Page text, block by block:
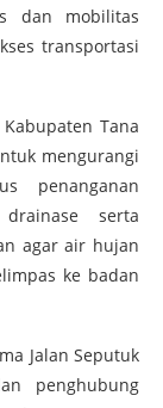
dan mobilitas
transportasi
Tana
mengurangi
penanganan
serta
agar air hujan
ke badan
Jalan Seputuk
penghubung